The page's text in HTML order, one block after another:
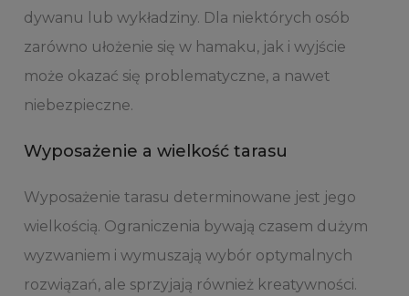
dywanu lub wykładziny. Dla niektórych osób
zarówno ułożenie się w hamaku, jak i wyjście
może okazać się problematyczne, a nawet
niebezpieczne.
Wyposażenie a wielkość tarasu
Wyposażenie tarasu determinowane jest jego
wielkością. Ograniczenia bywają czasem dużym
wyzwaniem i wymuszają wybór optymalnych
rozwiązań, ale sprzyjają również kreatywności.